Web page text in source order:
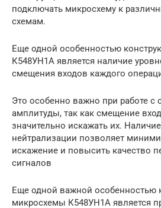
подключать микросхему к
схемам.
Еще одной особенностью
К548УН1А является наличие
смещения входов каждого
Это особенно важно при работе с
амплитуды, так как смещение
значительно искажать их.
нейтрализации позволяет
искажение и повысить качество
сигналов
Еще одной важной особенностью
микросхемы К548УН1А является